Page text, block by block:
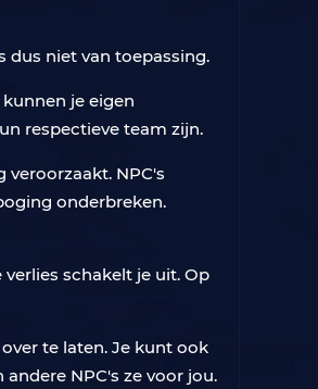
dus niet van toepassing.
je eigen
respectieve team zijn.
NPC's
onderbreken.
schakelt je uit. Op
te laten. Je kunt ook
NPC's ze voor jou.